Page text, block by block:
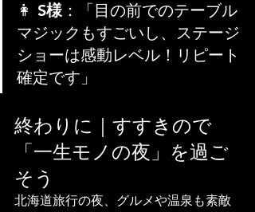
👩 S様：「目の前でのテーブル
マジックもすごいし、ステージ
ショーは感動レベル！リピート
確定です」
終わりに｜すすきので
「一生モノの夜」を過ご
そう
北海道旅行の夜、グルメや温泉も素敵